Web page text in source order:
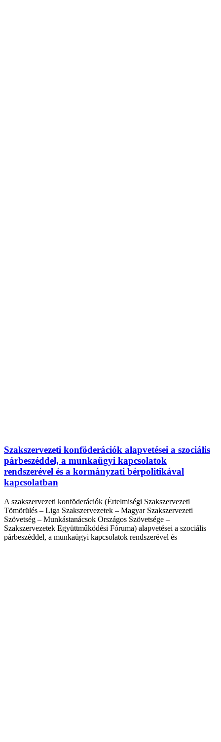
Szakszervezeti konföderációk alapvetései a szociális
párbeszéddel, a munkaügyi kapcsolatok
rendszerével és a kormányzati bérpolitikával
kapcsolatban
A szakszervezeti konföderációk (Értelmiségi Szakszervezeti
Tömörülés – Liga Szakszervezetek – Magyar Szakszervezeti
Szövetség – Munkástanácsok Országos Szövetsége –
Szakszervezetek Együttműködési Fóruma) alapvetései a szociális
párbeszéddel, a munkaügyi kapcsolatok rendszerével és